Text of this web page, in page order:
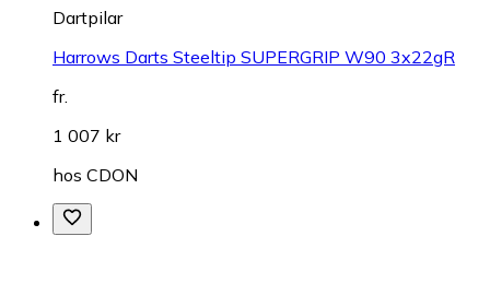
Dartpilar
Harrows Darts Steeltip SUPERGRIP W90 3x22gR
fr.
1 007 kr
hos CDON